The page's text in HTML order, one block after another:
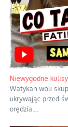
Duchowa
Instrukcja obsługi